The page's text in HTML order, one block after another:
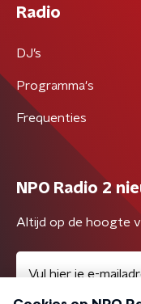
Radio
DJ’s
Programma's
Frequenties
NPO Radio 2
Altijd op de hoogte